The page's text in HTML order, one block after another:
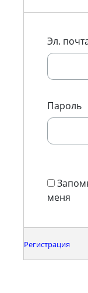
Эл.
Пароль
меня
Регистрация